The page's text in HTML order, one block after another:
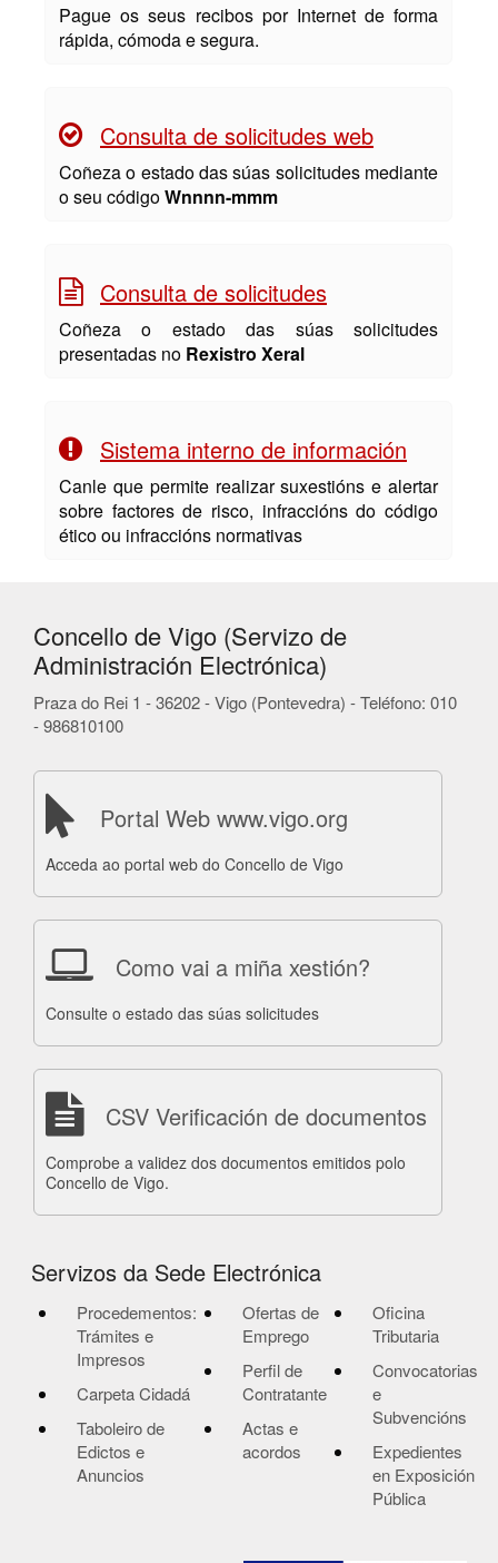
Pague os seus recibos por Internet de forma
rápida, cómoda e segura.
Consulta de solicitudes web
Coñeza o estado das súas solicitudes mediante
o seu códigoWnnnn-mmm
Consulta de solicitudes
Coñeza o estado das súas solicitudes
presentadas no Rexistro Xeral
Sistema interno de información
Canle que permite realizar suxestións e alertar
sobre factores de risco, infraccións do código
ético ou infraccións normativas
Concello de Vigo (Servizo de
Administración Electrónica)
Praza do Rei 1 - 36202 - Vigo (Pontevedra) - Teléfono: 010
- 986810100
Portal Web www.vigo.org
Acceda ao portal web do Concello de Vigo
Como vai a miña xestión?
Consulte o estado das súas solicitudes
CSV Verificación de documentos
Comprobe a validez dos documentos emitidos polo
Concello de Vigo.
Servizos da Sede Electrónica
Procedementos:
Trámites e
Impresos
Carpeta Cidadá
Taboleiro de
Edictos e
Anuncios
Ofertas de
Emprego
Perfil de
Contratante
Actas e
acordos
Oficina
Tributaria
Convocatorias
e
Subvencións
Expedientes
en Exposición
Pública